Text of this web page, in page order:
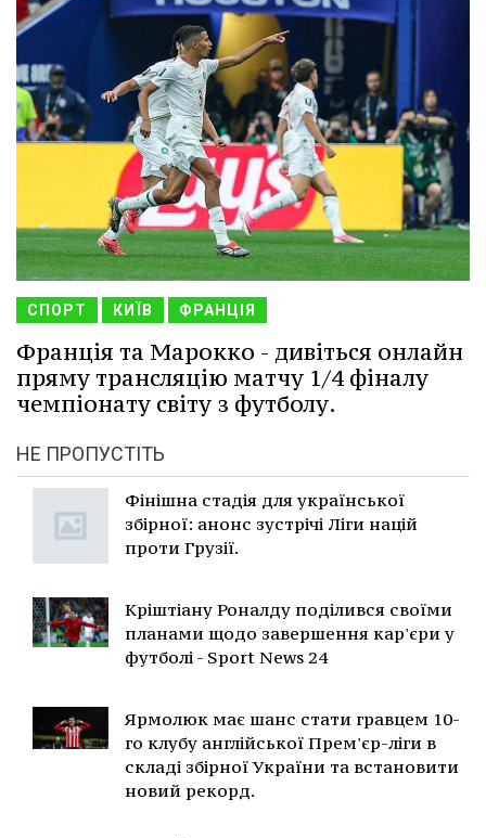
СПОРТ КИЇВ ФРАНЦІЯ
Франція та Марокко - дивіться онлайн
пряму трансляцію матчу 1/4 фіналу
чемпіонату світу з футболу.
НЕ ПРОПУСТІТЬ
Фінішна стадія для української
збірної: анонс зустрічі Ліги націй
проти Грузії.
Кріштіану Роналду поділився своїми
планами щодо завершення кар'єри у
футболі - Sport News 24
Ярмолюк має шанс стати гравцем 10-
го клубу англійської Прем'єр-ліги в
складі збірної України та встановити
новий рекорд.